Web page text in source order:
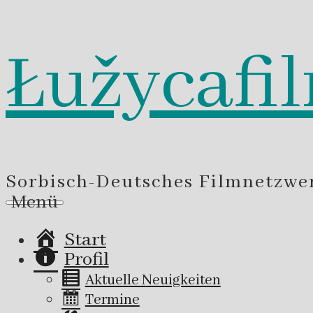
Zum
Inhalt
springen
Sorbisch-Deutsches
Menü
Start
Profil
Aktuelle Neuigkeiten
Termine